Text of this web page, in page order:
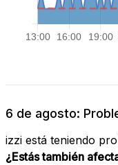
6 de agosto:
izzi está teniendo
¿Estás también